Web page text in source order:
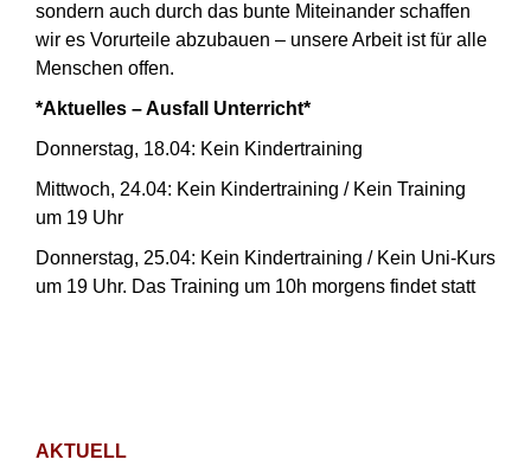
sondern auch durch das bunte Miteinander schaffen
wir es Vorurteile abzubauen – unsere Arbeit ist für alle
Menschen offen.
*Aktuelles – Ausfall Unterricht*
Donnerstag, 18.04: Kein Kindertraining
Mittwoch, 24.04: Kein Kindertraining / Kein Training
um 19 Uhr
Donnerstag, 25.04: Kein Kindertraining / Kein Uni-Kurs
um 19 Uhr. Das Training um 10h morgens findet statt
AKTUELL